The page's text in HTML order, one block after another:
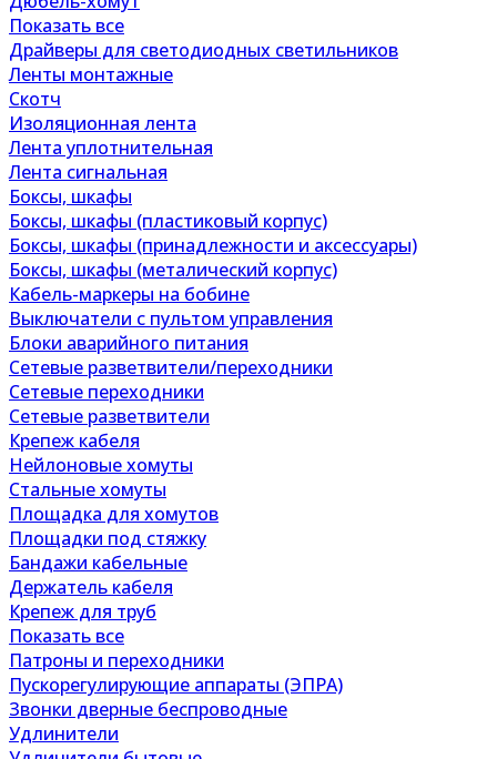
Показать все
Драйверы для светодиодных светильников
Ленты монтажные
Скотч
Изоляционная лента
Лента уплотнительная
Лента сигнальная
Боксы, шкафы
Боксы, шкафы (пластиковый корпус)
Боксы, шкафы (принадлежности и аксессуары)
Боксы, шкафы (металический корпус)
Кабель-маркеры на бобине
Выключатели с пультом управления
Блоки аварийного питания
Сетевые разветвители/переходники
Сетевые переходники
Сетевые разветвители
Крепеж кабеля
Нейлоновые хомуты
Стальные хомуты
Площадка для хомутов
Площадки под стяжку
Бандажи кабельные
Держатель кабеля
Крепеж для труб
Показать все
Патроны и переходники
Пускорегулирующие аппараты (ЭПРА)
Звонки дверные беспроводные
Удлинители